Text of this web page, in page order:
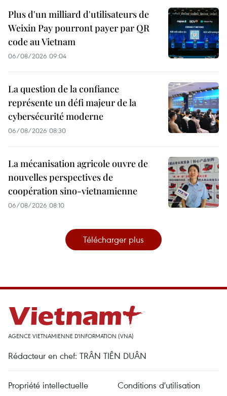
Plus d'un milliard d'utilisateurs de
Weixin Pay pourront payer par QR
code au Vietnam
06/08/2026 09:04
La question de la confiance
représente un défi majeur de la
cybersécurité moderne
06/08/2026 08:30
La mécanisation agricole ouvre de
nouvelles perspectives de
coopération sino-vietnamienne
06/08/2026 08:10
Télécharger plus
AGENCE VIETNAMIENNE D'INFORMATION (VNA)
Rédacteur en chef: TRÂN TIÊN DUÂN
Propriété intellectuelle Conditions d'utilisation